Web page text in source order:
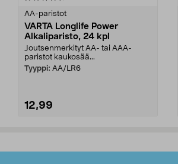
AA-paristot
VARTA Longlife Power
Alkaliparisto, 24 kpl
Joutsenmerkityt AA- tai AAA-
paristot kaukosää...
Tyyppi: AA/LR6
12,99